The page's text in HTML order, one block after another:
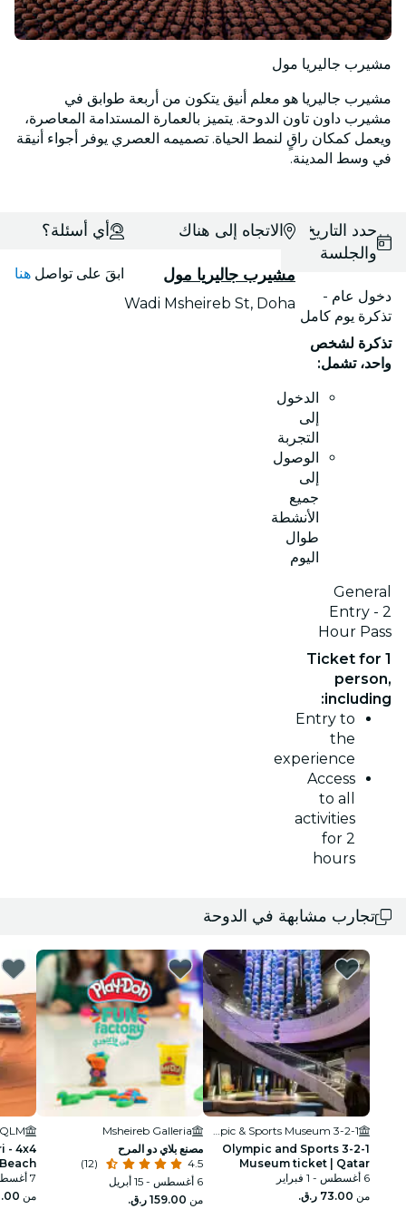
مشيرب جاليريا مول
مشيرب جاليريا هو معلم أنيق يتكون من أربعة طوابق في
مشيرب داون تاون الدوحة. يتميز بالعمارة المستدامة المعاصرة،
ويعمل كمكان راقٍ لنمط الحياة. تصميمه العصري يوفر أجواء أنيقة
في وسط المدينة.
حدد التاريخ
والجلسة
دخول عام -
تذكرة يوم كامل
تذكرة لشخص
واحد، تشمل:
الدخول
إلى
التجربة
الوصول
إلى
جميع
الأنشطة
طوال
اليوم
General
Entry - 2
Hour Pass
Ticket for 1
person,
including:
Entry to
the
experience
Access
to all
activities
for 2
hours
الاتجاه إلى هناك
مشيرب جاليريا مول
Wadi Msheireb St, Doha
أي أسئلة؟
ابقَ على تواصل هنا
تجارب مشابهة في الدوحة
3-2-1 Qatar Olympic & Sports Museum
3-2-1 Olympic and Sports
Museum ticket | Qatar
6 أغسطس - 1 فبراير
من
Msheireb Galleria
مصنع بلاي دو المرح
4.5
(12)
6 أغسطس - 15 أبريل
من
- 4x4
7 أغسطس - 1 فبراير
من